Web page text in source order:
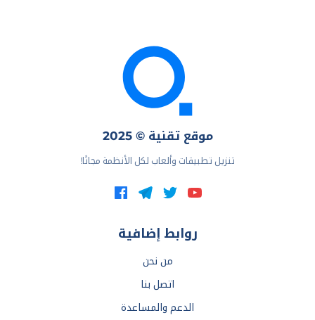
موقع تقنية © 2025
تنزيل تطبيقات وألعاب لكل الأنظمة مجانًا!
روابط إضافية
من نحن
اتصل بنا
الدعم والمساعدة